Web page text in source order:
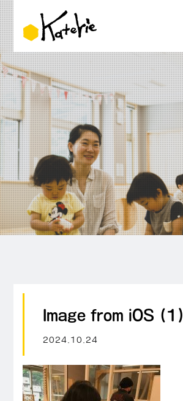
Image from iOS (1)
2024.10.24